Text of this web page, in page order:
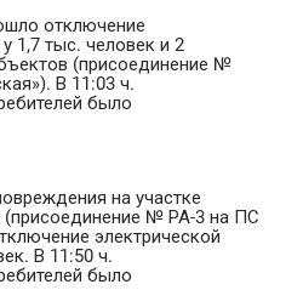
отключение
1,7 тыс. человек и 2
(присоединение №
В 11:03 ч.
было
на участке
(присоединение № РА-3 на ПС
электрической
В 11:50 ч.
было